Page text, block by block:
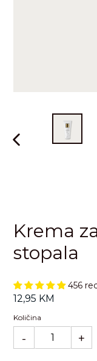
Krema
stopala
456
Standardna
cijena
12,95 KM
Količina
- +